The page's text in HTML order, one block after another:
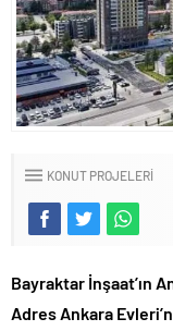
KONUT PROJELERI
Bayraktar İnşaat’ın
Adres Ankara